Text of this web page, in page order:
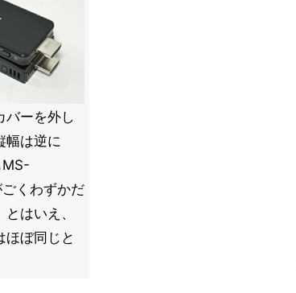
バーを外し
幅は逆に
MS-
くわずかだ
はいえ、
ほぼ同じと